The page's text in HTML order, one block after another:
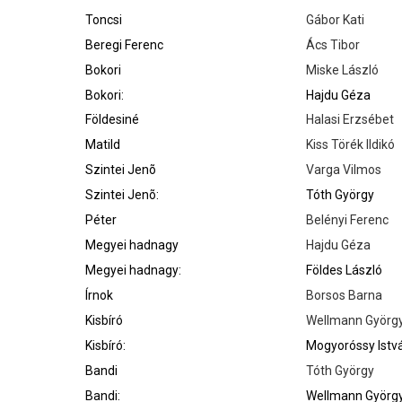
Toncsi
Gábor Kati
Beregi Ferenc
Ács Tibor
Bokori
Miske László
Bokori:
Hajdu Géza
Földesiné
Halasi Erzsébet
Matild
Kiss Törék Ildikó
Szintei Jenõ
Varga Vilmos
Szintei Jenõ:
Tóth György
Péter
Belényi Ferenc
Megyei hadnagy
Hajdu Géza
Megyei hadnagy:
Földes László
Írnok
Borsos Barna
Kisbíró
Wellmann
Kisbíró:
Mogyoróssy
Bandi
Tóth György
Bandi:
Wellmann